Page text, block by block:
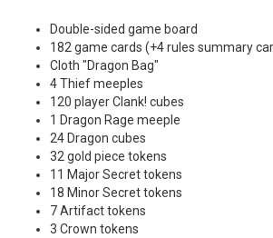
Double-sided game board
182 game cards (+4 rules summary
Cloth "Dragon Bag"
4 Thief meeples
120 player Clank! cubes
1 Dragon Rage meeple
24 Dragon cubes
32 gold piece tokens
11 Major Secret tokens
18 Minor Secret tokens
7 Artifact tokens
3 Crown tokens